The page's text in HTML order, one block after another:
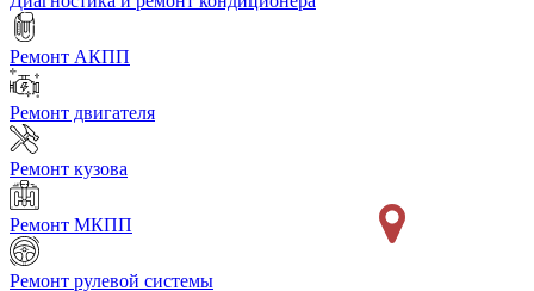
Ремонт АКПП
Ремонт двигателя
Ремонт кузова
Ремонт МКПП
Ремонт рулевой системы